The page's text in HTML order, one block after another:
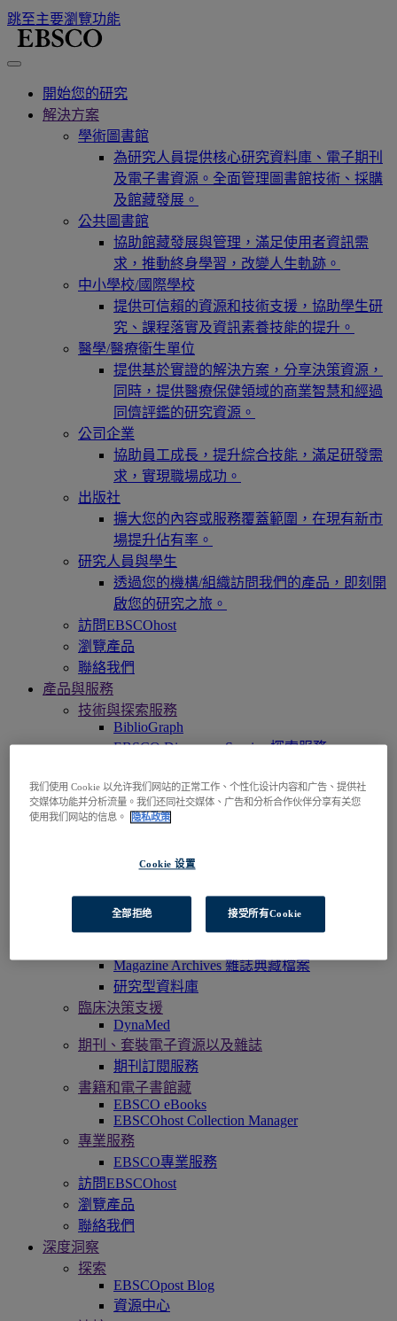
跳至主要瀏覽功能
開始您的研究
解決方案
學術圖書館
為研究人員提供核心研究資料庫、電子期刊
及電子書資源。全面管理圖書館技術、採購
及館藏發展。
公共圖書館
協助館藏發展與管理，滿足使用者資訊需
求，推動終身學習，改變人生軌跡。
中小學校/國際學校
提供可信賴的資源和技術支援，協助學生研
究、課程落實及資訊素養技能的提升。
醫學/醫療衛生單位
提供基於實證的解決方案，分享決策資源，
同時，提供醫療保健領域的商業智慧和經過
同儕評鑑的研究資源。
公司企業
協助員工成長，提升綜合技能，滿足研發需
求，實現職場成功。
出版社
擴大您的內容或服務覆蓋範圍，在現有新市
場提升佔有率。
研究人員與學生
透過您的機構/組織訪問我們的產品，即刻開
啟您的研究之旅。
訪問EBSCOhost
瀏覽產品
聯絡我們
產品與服務
技術與探索服務
BiblioGraph
EBSCO Discovery Service 探索服務
EBSCO 行動裝置 App
EBSCOadmin
EBSCOhost研究平臺
Full Text Finder
EBSCO OpenAthens
資料庫和典藏資源
Magazine Archives 雜誌典藏檔案
研究型資料庫
臨床決策支援
DynaMed
期刊、套裝電子資源以及雜誌
期刊訂閱服務
書籍和電子書館藏
EBSCO eBooks
EBSCOhost Collection Manager
專業服務
EBSCO專業服務
訪問EBSCOhost
瀏覽產品
聯絡我們
深度洞察
探索
EBSCOpost Blog
資源中心
我们使用 Cookie 以允许我们网站的正常工作、个性化设计内容和广告、提供社
交媒体功能并分析流量。我们还同社交媒体、广告和分析合作伙伴分享有关您
使用我们网站的信息。
隐私政策
Cookie 设置
全部拒绝 接受所有Cookie